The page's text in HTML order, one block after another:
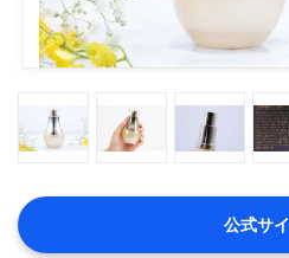
公式サ